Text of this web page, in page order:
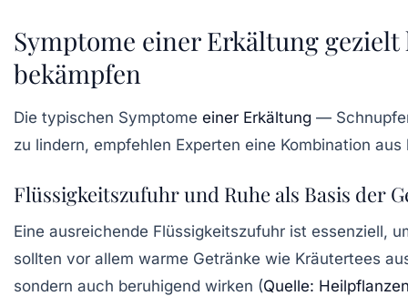
Symptome einer Erkältung
bekämpfen
Die typischen Symptome einer Erkältung —
zu lindern, empfehlen Experten eine Kombination
Flüssigkeitszufuhr und Ruhe als Basis der
Eine ausreichende Flüssigkeitszufuhr ist essenziell,
sollten vor allem warme Getränke wie Kräutertees
sondern auch beruhigend wirken (Quelle: